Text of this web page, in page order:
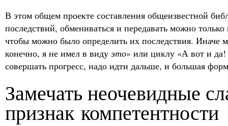
В этом общем проекте составления общеизвестной
последствий, обмениваться и передавать можно
чтобы можно было определить их последствия. Иначе
конечно, я не имел в виду это» или циклу «А вот и
совершать прогресс, надо идти дальше, и большая
Замечать неочевидные
признак компетентности